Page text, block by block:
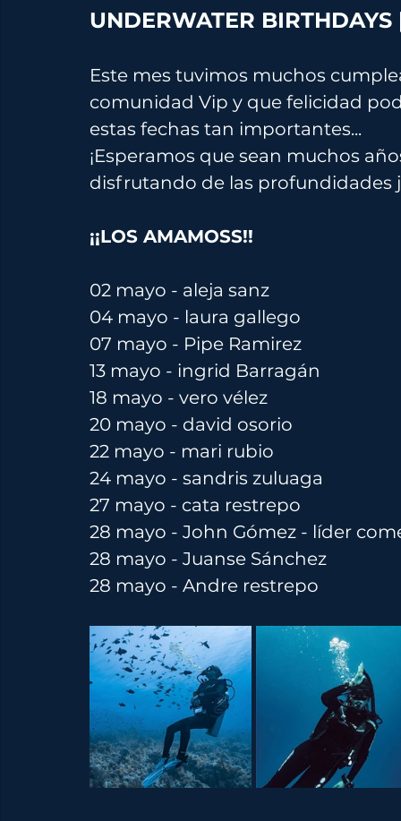
UNDERWATER
Este mes tuvimos muchos
comunidad Vip y que felicidad
estas fechas tan importantes...
¡Esperamos que sean muchos
disfrutando de las profundidades
¡¡LOS AMAMOSS!!
02 mayo - aleja sanz
04 mayo - laura gallego
07 mayo - Pipe Ramirez
13 mayo - ingrid Barragán
18 mayo - vero vélez
20 mayo - david osorio
22 mayo - mari rubio
24 mayo - sandris zuluaga
27 mayo - cata restrepo
28 mayo - John Gómez - líder
28 mayo - Juanse Sánchez
28 mayo - Andre restrepo